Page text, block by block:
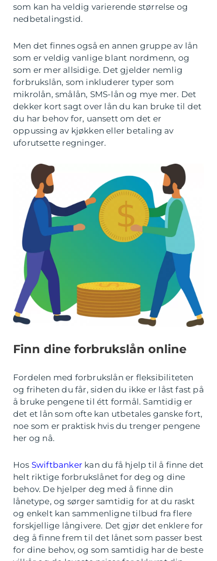
som kan ha veldig varierende størrelse og
nedbetalingstid.
Men det finnes også en annen gruppe av lån
som er veldig vanlige blant nordmenn, og
som er mer allsidige. Det gjelder nemlig
forbrukslån, som inkluderer typer som
mikrolån, smålån, SMS-lån og mye mer. Det
dekker kort sagt over lån du kan bruke til det
du har behov for, uansett om det er
oppussing av kjøkken eller betaling av
uforutsette regninger.
Finn dine forbrukslån online
Fordelen med forbrukslån er fleksibiliteten
og friheten du får, siden du ikke er låst fast på
å bruke pengene til étt formål. Samtidig er
det et lån som ofte kan utbetales ganske fort,
noe som er praktisk hvis du trenger pengene
her og nå.
Hos Swiftbanker kan du få hjelp til å finne det
helt riktige forbrukslånet for deg og dine
behov. De hjelper deg med å finne din
lånetype, og sørger samtidig for at du raskt
og enkelt kan sammenligne tilbud fra flere
forskjellige långivere. Det gjør det enklere for
deg å finne frem til det lånet som passer best
for dine behov, og som samtidig har de beste